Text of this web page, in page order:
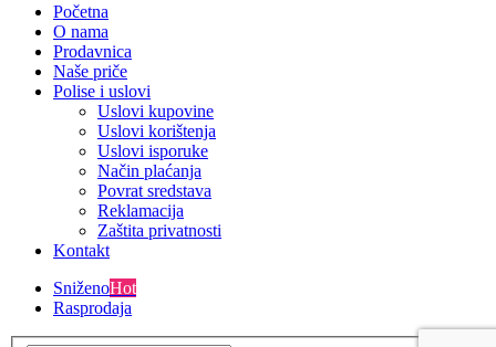
Početna
O nama
Prodavnica
Naše priče
Polise i uslovi
Uslovi kupovine
Uslovi korištenja
Uslovi isporuke
Način plaćanja
Povrat sredstava
Reklamacija
Zaštita privatnosti
Kontakt
SniženoHot
Rasprodaja